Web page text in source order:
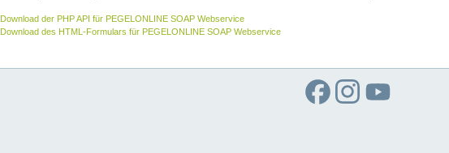
Download der PHP API für PEGELONLINE SOAP Webservice
Download des HTML-Formulars für PEGELONLINE SOAP Webservice